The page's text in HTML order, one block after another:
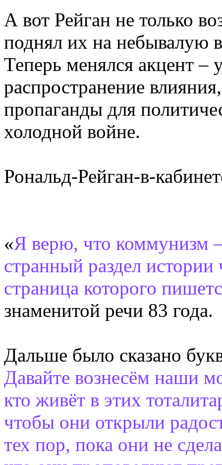
А вот Рейган не только
поднял их на небывалую
Теперь менялся акцент –
распространение
пропаганды для
холодной войне.
Рональд-Рейган-в-
«Я верю, что коммунизм
странный раздел истории
страница которого
знаменитой речи 83 года.
Дальше было сказано
Давайте вознесём наши
кто живёт в этих
чтобы они открыли
тех пор, пока они не